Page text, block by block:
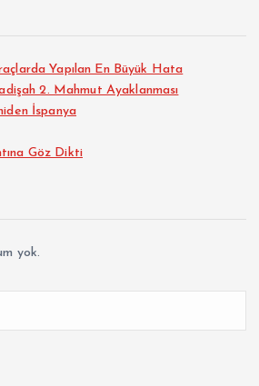
Yapılan En Büyük Hata
2. Mahmut Ayaklanması
İspanya
Göz Dikti
yok.